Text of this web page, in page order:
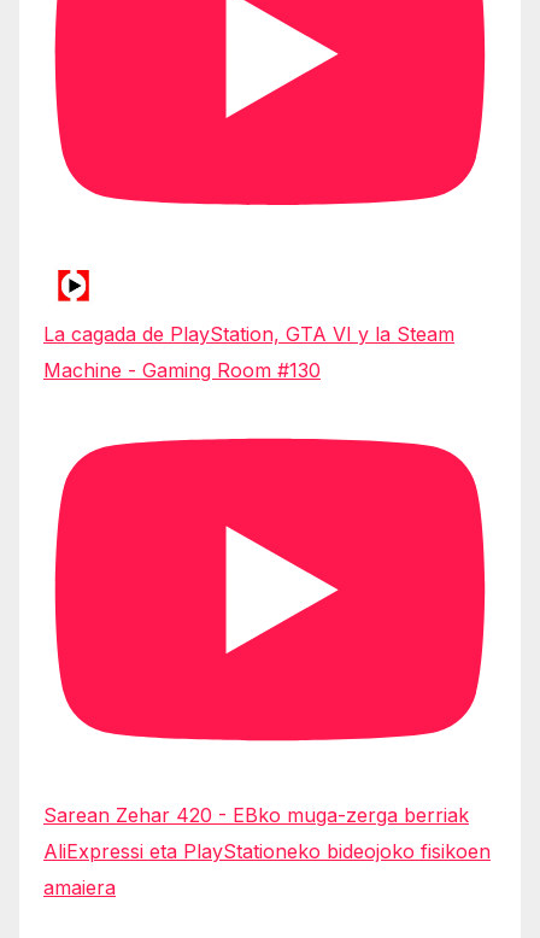
La cagada de PlayStation, GTA VI y la Steam
Machine - Gaming Room #130
Sarean Zehar 420 - EBko muga-zerga berriak
AliExpressi eta PlayStationeko bideojoko fisikoen
amaiera